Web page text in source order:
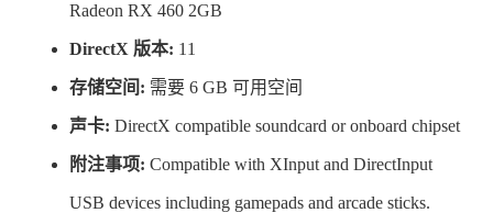
Radeon RX 460 2GB
DirectX 版本: 11
存储空间: 需要 6 GB 可用空间
声卡: DirectX compatible soundcard or onboard chipset
附注事项: Compatible with XInput and DirectInput
USB devices including gamepads and arcade sticks.